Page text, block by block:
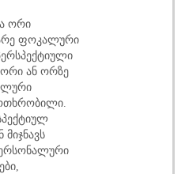
ორი
ფოკალური
ან ორზე
მიჯნავს